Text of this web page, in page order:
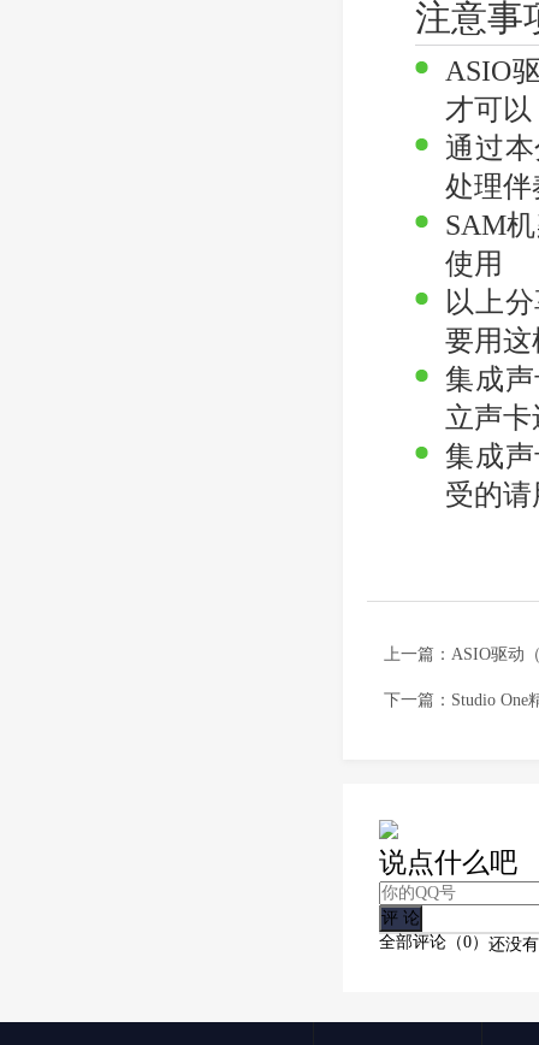
注意事
ASIO
才可以
通过
处理伴
SAM
使用
以上
要用这
集成
立声
集成
受的
上一篇： ASIO驱动
下一篇： Studio One
说点什么吧
全部评论（0） 还没